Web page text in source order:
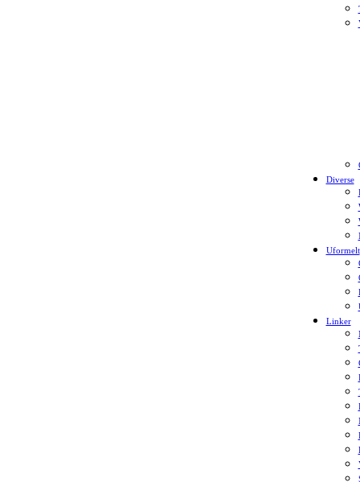
Diverse
Uformelt
Linker